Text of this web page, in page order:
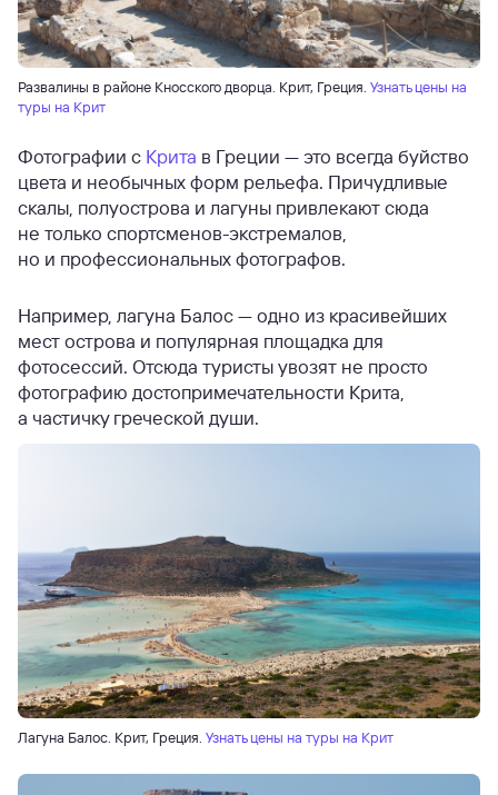
Развалины в районе Кносского дворца. Крит, Греция. Узнать цены на
туры на Крит
Фотографии с Крита в Греции — это всегда буйство
цвета и необычных форм рельефа. Причудливые
скалы, полуострова и лагуны привлекают сюда
не только спортсменов-экстремалов,
но и профессиональных фотографов.
Например, лагуна Балос — одно из красивейших
мест острова и популярная площадка для
фотосессий. Отсюда туристы увозят не просто
фотографию достопримечательности Крита,
а частичку греческой души.
Лагуна Балос. Крит, Греция. Узнать цены на туры на Крит